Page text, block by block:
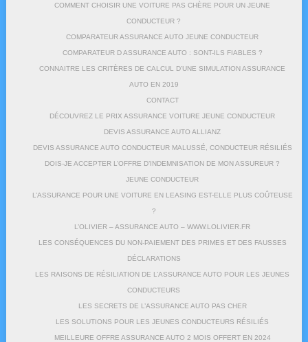
COMMENT CHOISIR UNE VOITURE PAS CHÈRE POUR UN JEUNE
CONDUCTEUR ?
COMPARATEUR ASSURANCE AUTO JEUNE CONDUCTEUR
COMPARATEUR D ASSURANCE AUTO : SONT-ILS FIABLES ?
CONNAITRE LES CRITÈRES DE CALCUL D’UNE SIMULATION ASSURANCE
AUTO EN 2019
CONTACT
DÉCOUVREZ LE PRIX ASSURANCE VOITURE JEUNE CONDUCTEUR
DEVIS ASSURANCE AUTO ALLIANZ
DEVIS ASSURANCE AUTO CONDUCTEUR MALUSSÉ, CONDUCTEUR RÉSILIÉS
DOIS-JE ACCEPTER L’OFFRE D’INDEMNISATION DE MON ASSUREUR ?
JEUNE CONDUCTEUR
L’ASSURANCE POUR UNE VOITURE EN LEASING EST-ELLE PLUS COÛTEUSE
?
L’OLIVIER – ASSURANCE AUTO – WWW.LOLIVIER.FR
LES CONSÉQUENCES DU NON-PAIEMENT DES PRIMES ET DES FAUSSES
DÉCLARATIONS
LES RAISONS DE RÉSILIATION DE L’ASSURANCE AUTO POUR LES JEUNES
CONDUCTEURS
LES SECRETS DE L’ASSURANCE AUTO PAS CHER
LES SOLUTIONS POUR LES JEUNES CONDUCTEURS RÉSILIÉS
MEILLEURE OFFRE ASSURANCE AUTO 2 MOIS OFFERT EN 2024